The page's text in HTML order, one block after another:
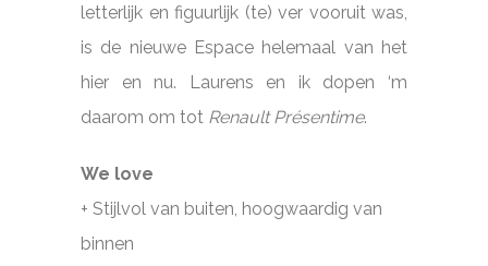
letterlijk en figuurlijk (te) ver vooruit was,
is de nieuwe Espace helemaal van het
hier en nu. Laurens en ik dopen ‘m
daarom om tot Renault Présentime.
We love
+ Stijlvol van buiten, hoogwaardig van
binnen